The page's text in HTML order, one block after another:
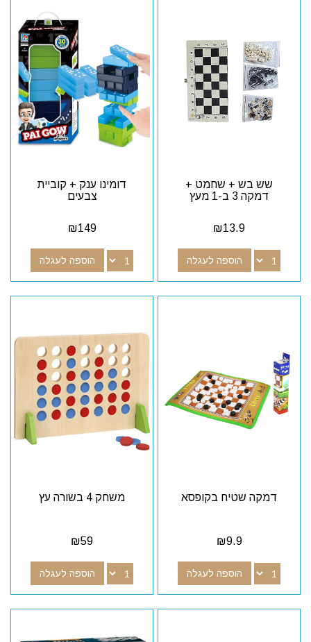
שש בש + שחמט +
דמקה 3 ב-1 מעץ
₪13.9
הוספה לעגלה
דומינו ענק + קוביית
צבעים
₪149
הוספה לעגלה
דמקה שטיח בקופסא
₪9.9
הוספה לעגלה
משחק 4 בשורה עץ
₪59
הוספה לעגלה